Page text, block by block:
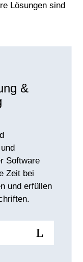
Lösungen sind
&
Software
Zeit bei
und erfüllen